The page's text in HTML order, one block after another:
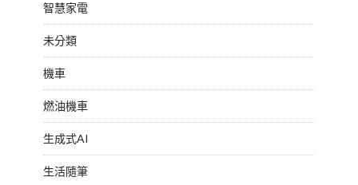
智慧家電
未分類
機車
燃油機車
生成式AI
生活隨筆